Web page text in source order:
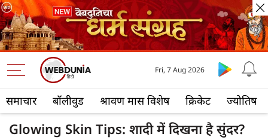
समाचार बॉलीवुड श्रावण मास विशेष क्रिकेट ज्योतिष
Fri, 7 Aug 2026
Glowing Skin Tips: शादी में दिखना है सुंदर?